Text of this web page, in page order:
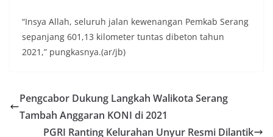
“Insya Allah, seluruh jalan kewenangan Pemkab Serang
sepanjang 601,13 kilometer tuntas dibeton tahun
2021,” pungkasnya.(ar/jb)
Pengcabor Dukung Langkah Walikota Serang
Tambah Anggaran KONI di 2021
PGRI Ranting Kelurahan Unyur Resmi Dilantik